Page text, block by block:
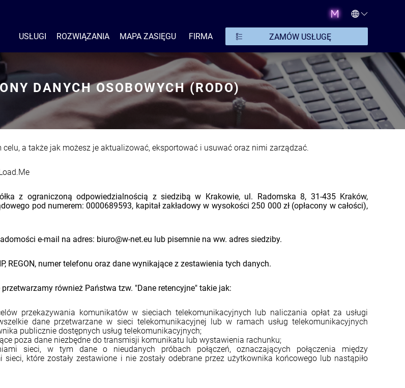
USŁUGI ROZWIĄZANIA MAPA ZASIĘGU FIRMA ZAMÓW USŁUGĘ
DANYCH OSOBOWYCH (RODO)
a także jak możesz je aktualizować, eksportować i usuwać oraz nimi zarządzać.
z ograniczoną odpowiedzialnością z siedzibą w Krakowie, ul. Radomska 8, 31-435 Kraków,
pod numerem: 0000689593, kapitał zakładowy w wysokości 250 000 zł (opłacony w całości),
e-mail na adres: biuro@w-net.eu lub pisemnie na ww. adres siedziby.
REGON, numer telefonu oraz dane wynikające z zestawienia tych danych.
również Państwa tzw. "Dane retencyjne" takie jak:
przekazywania komunikatów w sieciach telekomunikacyjnych lub naliczania opłat za usługi
dane przetwarzane w sieci telekomunikacyjnej lub w ramach usług telekomunikacyjnych
publicznie dostępnych usług telekomunikacyjnych;
poza dane niezbędne do transmisji komunikatu lub wystawienia rachunku;
sieci, w tym dane o nieudanych próbach połączeń, oznaczających połączenia między
które zostały zestawione i nie zostały odebrane przez użytkownika końcowego lub nastąpiło